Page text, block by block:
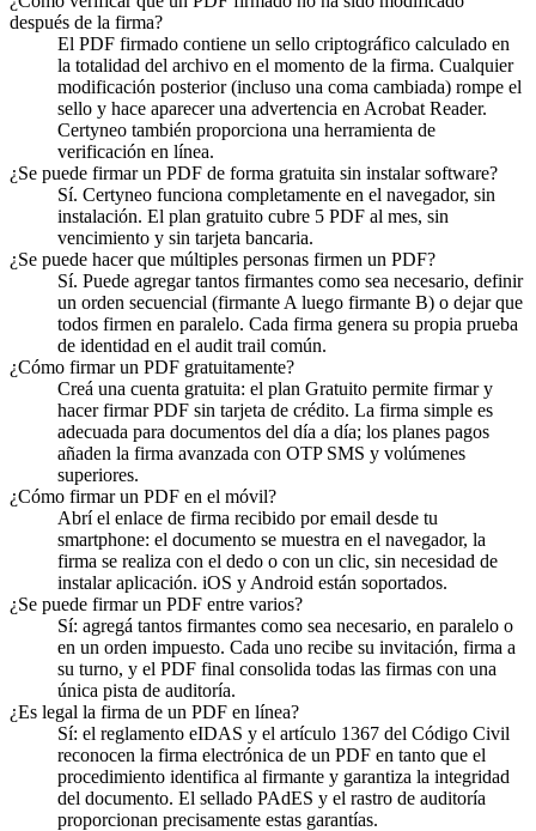
después de la firma?
El PDF firmado contiene un sello criptográfico calculado en
la totalidad del archivo en el momento de la firma. Cualquier
modificación posterior (incluso una coma cambiada) rompe el
sello y hace aparecer una advertencia en Acrobat Reader.
Certyneo también proporciona una herramienta de
verificación en línea.
¿Se puede firmar un PDF de forma gratuita sin instalar software?
Sí. Certyneo funciona completamente en el navegador, sin
instalación. El plan gratuito cubre 5 PDF al mes, sin
vencimiento y sin tarjeta bancaria.
¿Se puede hacer que múltiples personas firmen un PDF?
Sí. Puede agregar tantos firmantes como sea necesario, definir
un orden secuencial (firmante A luego firmante B) o dejar que
todos firmen en paralelo. Cada firma genera su propia prueba
de identidad en el audit trail común.
¿Cómo firmar un PDF gratuitamente?
Creá una cuenta gratuita: el plan Gratuito permite firmar y
hacer firmar PDF sin tarjeta de crédito. La firma simple es
adecuada para documentos del día a día; los planes pagos
añaden la firma avanzada con OTP SMS y volúmenes
superiores.
¿Cómo firmar un PDF en el móvil?
Abrí el enlace de firma recibido por email desde tu
smartphone: el documento se muestra en el navegador, la
firma se realiza con el dedo o con un clic, sin necesidad de
instalar aplicación. iOS y Android están soportados.
¿Se puede firmar un PDF entre varios?
Sí: agregá tantos firmantes como sea necesario, en paralelo o
en un orden impuesto. Cada uno recibe su invitación, firma a
su turno, y el PDF final consolida todas las firmas con una
única pista de auditoría.
¿Es legal la firma de un PDF en línea?
Sí: el reglamento eIDAS y el artículo 1367 del Código Civil
reconocen la firma electrónica de un PDF en tanto que el
procedimiento identifica al firmante y garantiza la integridad
del documento. El sellado PAdES y el rastro de auditoría
proporcionan precisamente estas garantías.